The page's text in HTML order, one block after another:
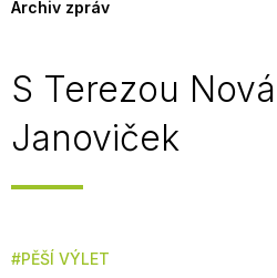
Archiv zpráv
S Terezou
Janoviček
PĚŠÍ VÝLET